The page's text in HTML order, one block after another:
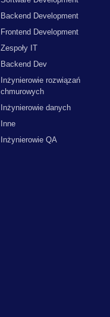
Backend Development
Frontend Development
Zespoły IT
Backend Dev
Inżynierowie rozwiązań
chmurowych
Inżynierowie danych
Inne
Inżynierowie QA